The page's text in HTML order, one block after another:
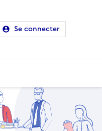
Se connecter